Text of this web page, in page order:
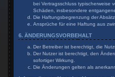
bei Vertragsschluss typischerweise
Schäden, insbesondere
Die Haftungsbegrenzung der
Ansprüche für eine Haftung aus
6. ÄNDERUNGSVORBEHALT
Der Betreiber ist berechtigt, die
Der Nutzer ist berechtigt, den
sofortiger Wirkung.
Die Änderungen gelten als